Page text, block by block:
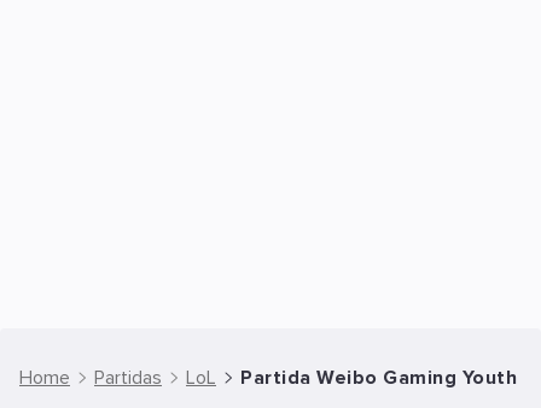
Home Partidas LoL Partida Weibo Gaming Youth